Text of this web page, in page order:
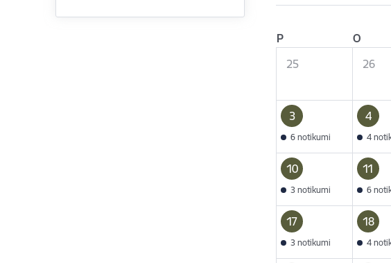
P O
25
26
3
6 notikumi
4
4
10
3 notikumi
11
6
17
3 notikumi
18
4